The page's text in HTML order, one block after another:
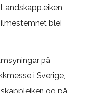
blei
på
i Sverige,
og på